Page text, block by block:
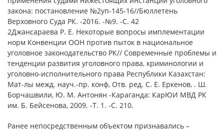
закона: постановление №2уп-145-16//Бюллетень
Верховного Суда РК. -2016. -№9. -С. 42
2Джансараева Р. Е. Некоторые вопросы имплементации
норм Конвенции ООН против пыток в национальное
уголовное законодательство РК// Современные проблемы и
тенденции развития уголовного права, криминологии и
уголовно-исполнительного права Республики Казахстан:
Мат-лы межд. науч.-пр. конф, Отв. ред. С. Е. Еркенов, . Ш.
Борчашвили, Ю. М. Антонян -Караганда: КарЮИ МВД РК
им. Б. Бейсенова, 2009. -Т. 1. -С. 210.
Ранее непосредственным объектом признавались –